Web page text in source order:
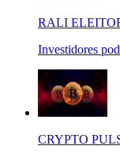
RALI
Investidores
CRYPTO